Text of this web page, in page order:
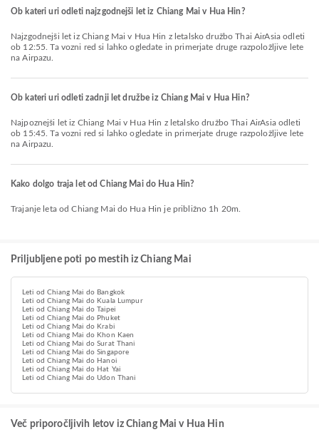
Ob kateri uri odleti najzgodnejši let iz Chiang Mai v Hua Hin?
Najzgodnejši let iz Chiang Mai v Hua Hin z letalsko družbo Thai AirAsia odleti
ob 12:55. Ta vozni red si lahko ogledate in primerjate druge razpoložljive lete
na Airpazu.
Ob kateri uri odleti zadnji let družbe iz Chiang Mai v Hua Hin?
Najpoznejši let iz Chiang Mai v Hua Hin z letalsko družbo Thai AirAsia odleti
ob 15:45. Ta vozni red si lahko ogledate in primerjate druge razpoložljive lete
na Airpazu.
Kako dolgo traja let od Chiang Mai do Hua Hin?
Trajanje leta od Chiang Mai do Hua Hin je približno 1h 20m.
Priljubljene poti po mestih iz Chiang Mai
Leti od Chiang Mai do Bangkok
Leti od Chiang Mai do Kuala Lumpur
Leti od Chiang Mai do Taipei
Leti od Chiang Mai do Phuket
Leti od Chiang Mai do Krabi
Leti od Chiang Mai do Khon Kaen
Leti od Chiang Mai do Surat Thani
Leti od Chiang Mai do Singapore
Leti od Chiang Mai do Hanoi
Leti od Chiang Mai do Hat Yai
Leti od Chiang Mai do Udon Thani
Več priporočljivih letov iz Chiang Mai v Hua Hin